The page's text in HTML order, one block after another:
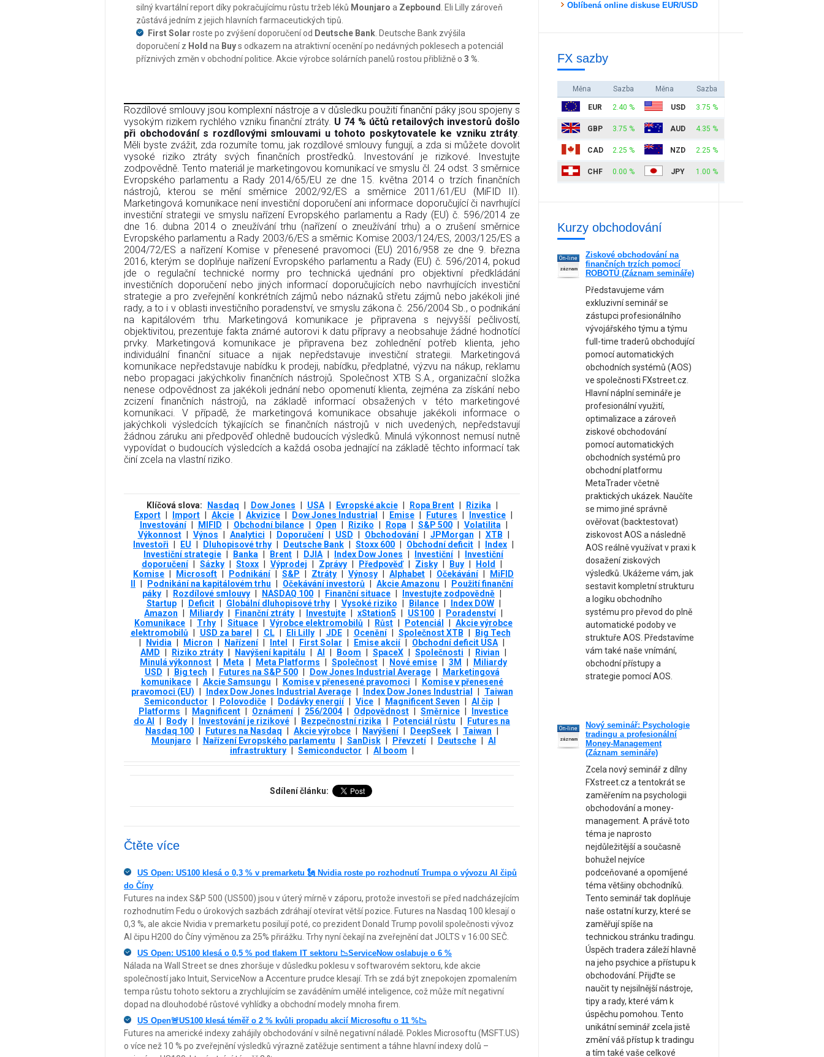
silný kvartální report díky pokračujícímu růstu tržeb léků Mounjaro a Zepbound
. Eli Lilly zároveň
zůstává jedním z jejich hlavních farmaceutických tipů.
First Solar roste po zvýšení doporučení od Deutsche Bank . Deutsche Bank zvýšila
doporučení z Hold na Buys odkazem na atraktivní ocenění po nedávných poklesech a potenciál
příznivých změn v obchodní politice. Akcie výrobce solárních panelů rostou přibližně o 3 %
Rozdílové smlouvy jsou komplexní nástroje a v důsledku použití finanční páky jsou spojeny s
vysokým rizikem rychlého vzniku finanční ztráty. U 74 % účtů retailových investorů došlo
při obchodování s rozdílovými smlouvami u tohoto poskytovatele ke vzniku ztráty
Měli byste zvážit, zda rozumíte tomu, jak rozdílové smlouvy fungují, a zda si můžete dovolit
vysoké riziko ztráty svých finančních prostředků. Investování je rizikové. Investujte
zodpovědně. Tento materiál je marketingovou komunikací ve smyslu čl. 24 odst. 3 směrnice
Evropského parlamentu a Rady 2014/65/EU ze dne 15. května 2014 o trzích finančních
nástrojů, kterou se mění směrnice 2002/92/ES a směrnice 2011/61/EU (MiFID II).
Marketingová komunikace není investiční doporučení ani informace doporučující či navrhující
investiční strategii ve smyslu nařízení Evropského parlamentu a Rady (EU) č. 596/2014 ze
dne 16. dubna 2014 o zneužívání trhu (nařízení o zneužívání trhu) a o zrušení směrnice
Evropského parlamentu a Rady 2003/6/ES a směrnic Komise 2003/124/ES, 2003/125/ES a
2004/72/ES a nařízení Komise v přenesené pravomoci (EU) 2016/958 ze dne 9. března
2016, kterým se doplňuje nařízení Evropského parlamentu a Rady (EU) č. 596/2014, pokud
jde o regulační technické normy pro technická ujednání pro objektivní předkládání
investičních doporučení nebo jiných informací doporučujících nebo navrhujících investiční
strategie a pro zveřejnění konkrétních zájmů nebo náznaků střetu zájmů nebo jakékoli jiné
rady, a to i v oblasti investičního poradenství, ve smyslu zákona č. 256/2004 Sb., o podnikání
na kapitálovém trhu. Marketingová komunikace je připravena s nejvyšší pečlivostí,
objektivitou, prezentuje fakta známé autorovi k datu přípravy a neobsahuje žádné hodnotící
prvky. Marketingová komunikace je připravena bez zohlednění potřeb klienta, jeho
individuální finanční situace a nijak nepředstavuje investiční strategii. Marketingová
komunikace nepředstavuje nabídku k prodeji, nabídku, předplatné, výzvu na nákup, reklamu
nebo propagaci jakýchkoliv finančních nástrojů. Společnost XTB S.A., organizační složka
nenese odpovědnost za jakékoli jednání nebo opomenutí klienta, zejména za získání nebo
zcizení finančních nástrojů, na základě informací obsažených v této marketingové
komunikaci. V případě, že marketingová komunikace obsahuje jakékoli informace o
jakýchkoli výsledcích týkajících se finančních nástrojů v nich uvedených, nepředstavují
žádnou záruku ani předpověď ohledně budoucích výsledků. Minulá výkonnost nemusí nutně
vypovídat o budoucích výsledcích a každá osoba jednající na základě těchto informací tak
činí zcela na vlastní riziko.
Klíčová slova: Nasdaq Dow Jones USA Evropské akcie Ropa Brent Rizika
Export
Import Akcie Akvizice Dow Jones Industrial Emise Futures Investice
Investování
MIFID Obchodní bilance Open Riziko Ropa S&P 500 Volatilita
Výkonnost
Výnos Analytici Doporučení USD Obchodování JPMorgan XTB
Investoři
EU Dluhopisové trhy Deutsche Bank Stoxx 600 Obchodní deficit Index
Investiční strategie
Banka Brent DJIA Index Dow Jones Investiční
Investiční
doporučení
Sázky Stoxx Výprodej Zprávy Předpověď Zisky Buy Hold
Komise
Microsoft Podnikání S&P Ztráty Výnosy Alphabet Očekávání
MiFID
Podnikání na kapitálovém trhu Očekávání investorů Akcie Amazonu
Použití finanční
páky
Rozdílové smlouvy NASDAQ 100 Finanční situace Investujte zodpovědně
Startup
Deficit Globální dluhopisové trhy Vysoké riziko Bilance Index DOW
Amazon
Miliardy Finanční ztráty Investujte xStation5 US100 Poradenství
Komunikace
Trhy Situace Výrobce elektromobilů Růst Potenciál
Akcie výrobce
elektromobilů
USD za barel CL Eli Lilly JDE Ocenění Společnost XTB
Big Tech
Nvidia Micron Nařízení Intel First Solar Emise akcií Obchodní deficit USA
AMD
Riziko ztráty Navýšení kapitálu AI Boom SpaceX Společnosti Rivian
Minulá výkonnost
Meta Meta Platforms Společnost Nové emise 3М
Miliardy
USD
Big tech Futures na S&P 500 Dow Jones Industrial Average
Marketingová
komunikace
Akcie Samsungu Komise v přenesené pravomoci
Komise v přenesené
pravomoci (EU)
Index Dow Jones Industrial Average Index Dow Jones Industrial
Taiwan
Semiconductor
Polovodiče Dodávky energií Vice Magnificent Seven AI čip
Platforms
Magnificent Oznámení 256/2004 Odpovědnost Směrnice
Investice
do AI
Body Investování je rizikové Bezpečnostní rizika Potenciál růstu
Futures na
Nasdaq 100
Futures na Nasdaq Akcie výrobce Navýšení DeepSeek Taiwan
Mounjaro
Nařízení Evropského parlamentu SanDisk Převzetí Deutsche
AI
infrastruktury
Semiconductor AI boom
Sdílení článku:
Čtěte více
US Open: US100 klesá o 0,3 % v premarketu 🗽 Nvidia roste po rozhodnutí Trumpa o vývozu AI čipů
do Číny
Futures na index S&P 500 (US500) jsou v úterý mírně v záporu, protože investoři se před nadcházejícím
rozhodnutím Fedu o úrokových sazbách zdráhají otevírat větší pozice. Futures na Nasdaq 100 klesají o
0,3 %, ale akcie Nvidia v premarketu posilují poté, co prezident Donald Trump povolil společnosti vývoz
AI čipu H200 do Číny výměnou za 25% přirážku. Trhy nyní čekají na zveřejnění dat JOLTS v 16:00 SEČ.
US Open: US100 klesá o 0,5 % pod tlakem IT sektoru 📉ServiceNow oslabuje o 6 %
Nálada na Wall Street se dnes zhoršuje v důsledku poklesu v softwarovém sektoru, kde akcie
společností jako Intuit, ServiceNow a Accenture prudce klesají. Trh se zdá být znepokojen zpomalením
tempa růstu tohoto sektoru a zrychlujícím se zaváděním umělé inteligence, což může mít negativní
dopad na dlouhodobé růstové vyhlídky a obchodní modely mnoha firem.
US Open🚨US100 klesá téměř o 2 % kvůli propadu akcií Microsoftu o 11 %📉
Futures na americké indexy zahájily obchodování v silně negativní náladě. Pokles Microsoftu (MSFT.US)
o více než 10 % po zveřejnění výsledků výrazně zatěžuje sentiment a táhne hlavní indexy dolů –
Oblíbená online diskuse EUR/USD
FX sazby
Měna Sazba Měna Sazba
EUR 2.40 % USD 3.75 %
GBP 3.75 % AUD 4.35 %
CAD 2.25 % NZD 2.25 %
CHF 0.00 % JPY 1.00 %
Kurzy obchodování
On-line
záznam
Ziskové obchodování na
finančních trzích pomocí
ROBOTŮ (Záznam semináře)
Představujeme vám
exkluzivní seminář se
zástupci profesionálního
vývojářského týmu a týmu
full-time traderů obchodující
pomocí automatických
obchodních systémů (AOS)
ve společnosti FXstreet.cz.
Hlavní náplní semináře je
profesionální využití,
optimalizace a zároveň
ziskové obchodování
pomocí automatických
obchodních systémů pro
obchodní platformu
MetaTrader včetně
praktických ukázek. Naučíte
se mimo jiné správně
ověřovat (backtestovat)
ziskovost AOS a následně
AOS reálně využívat v praxi k
dosažení ziskových
výsledků. Ukážeme vám, jak
sestavit kompletní strukturu
a logiku obchodního
systému pro převod do plně
automatické podoby ve
struktuře AOS. Představíme
vám také naše vnímání,
obchodní přístupy a
strategie pomocí AOS.
On-line
záznam
Nový seminář: Psychologie
tradingu a profesionální
Money-Management
(Záznam semináře)
Zcela nový seminář z dílny
FXstreet.cz a tentokrát se
zaměřením na psychologii
obchodování a money-
management. A právě toto
téma je naprosto
nejdůležitější a současně
bohužel nejvíce
podceňované a opomíjené
téma většiny obchodníků.
Tento seminář tak doplňuje
naše ostatní kurzy, které se
zaměřují spíše na
technickou stránku tradingu.
Úspěch tradera záleží hlavně
na jeho psychice a přístupu k
obchodování. Přijďte se
naučit ty nejsilnější nástroje,
tipy a rady, které vám k
úspěchu pomohou. Tento
unikátní seminář zcela jistě
změní váš přístup k tradingu
a tím také vaše celkové